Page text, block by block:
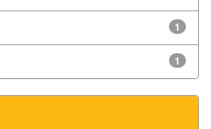
1
1